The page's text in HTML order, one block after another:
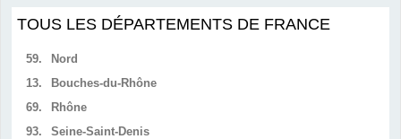
TOUS LES DÉPARTEMENTS DE FRANCE
59.
Nord
13.
Bouches-du-Rhône
69.
Rhône
93.
Seine-Saint-Denis